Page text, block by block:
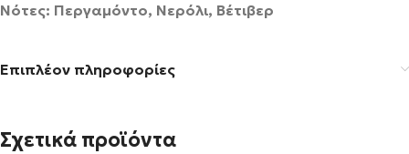
Νότες: Περγαμόντο, Νερόλι, Βέτιβερ
Επιπλέον πληροφορίες
Σχετικά προϊόντα